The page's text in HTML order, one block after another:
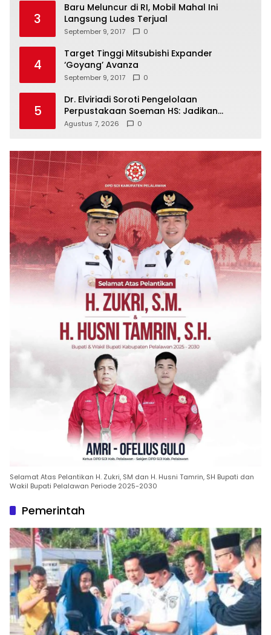
3
Baru Meluncur di RI, Mobil Mahal Ini
Langsung Ludes Terjual
September 9, 2017 0
4
Target Tinggi Mitsubishi Expander
‘Goyang’ Avanza
September 9, 2017 0
5
Dr. Elviriadi Soroti Pengelolaan
Perpustakaan Soeman HS: Jadikan
Lokomotif Budaya dan Kawah
Agustus 7, 2026 0
Selamat Atas Pelantikan H. Zukri, SM dan H. Husni Tamrin, SH Bupati dan
Wakil Bupati Pelalawan Periode 2025-2030
Pemerintah